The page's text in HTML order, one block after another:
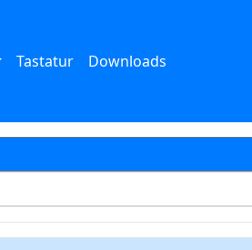
Tastatur Downloads